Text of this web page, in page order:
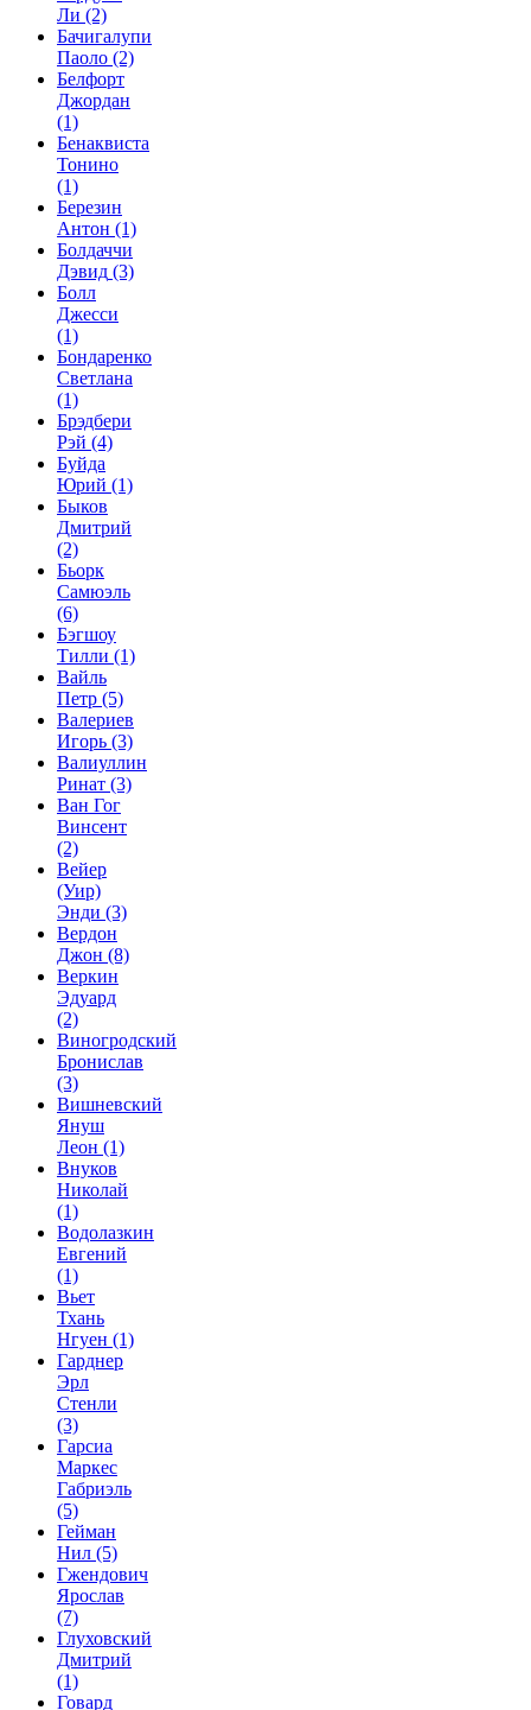
Ли (2)
Бачигалупи
Паоло (2)
Белфорт
Джордан
(1)
Бенаквиста
Тонино
(1)
Березин
Антон (1)
Болдаччи
Дэвид (3)
Болл
Джесси
(1)
Бондаренко
Светлана
(1)
Брэдбери
Рэй (4)
Буйда
Юрий (1)
Быков
Дмитрий
(2)
Бьорк
Самюэль
(6)
Бэгшоу
Тилли (1)
Вайль
Петр (5)
Валериев
Игорь (3)
Валиуллин
Ринат (3)
Ван Гог
Винсент
(2)
Вейер
(Уир)
Энди (3)
Вердон
Джон (8)
Веркин
Эдуард
(2)
Виногродский
Бронислав
(3)
Вишневский
Януш
Леон (1)
Внуков
Николай
(1)
Водолазкин
Евгений
(1)
Вьет
Тхань
Нгуен (1)
Гарднер
Эрл
Стенли
(3)
Гарсиа
Маркес
Габриэль
(5)
Гейман
Нил (5)
Гжендович
Ярослав
(7)
Глуховский
Дмитрий
(1)
Говард